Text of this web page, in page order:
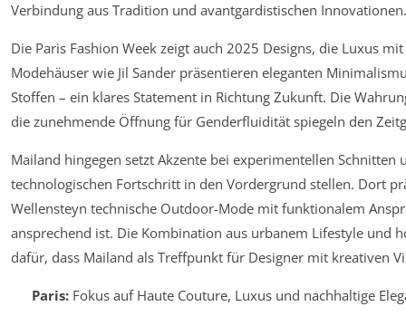
Verbindung aus Tradition und avantgardistischen Innovationen.
Die Paris Fashion Week zeigt auch 2025 Designs, die Luxus
Modehäuser wie Jil Sander präsentieren eleganten
Stoffen – ein klares Statement in Richtung Zukunft. Die
die zunehmende Öffnung für Genderfluidität spiegeln den
Mailand hingegen setzt Akzente bei experimentellen
technologischen Fortschritt in den Vordergrund stellen. Dort
Wellensteyn technische Outdoor-Mode mit funktionalem
ansprechend ist. Die Kombination aus urbanem Lifestyle und
dafür, dass Mailand als Treffpunkt für Designer mit kreativen
Paris:Fokus auf Haute Couture, Luxus und nachhaltige